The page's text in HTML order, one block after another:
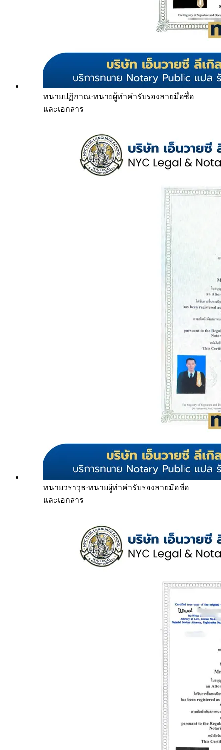
ทนายปฏิภาณ·ทนายผู้ทำคำรับรองลายมือชื่อ
และเอกสาร
ทนายวราวุธ·ทนายผู้ทำคำรับรองลายมือชื่อ
และเอกสาร